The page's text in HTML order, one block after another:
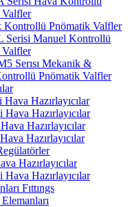
Valfler
Kontrollü Pnömatik Valfler
Serisi Manuel Kontrollü
Valfler
Serısı Mekanik &
Pnömatik Valfler
Hazırlayıcılar
Hazırlayıcılar
Hazırlayıcılar
Hazırlayıcılar
Hazırlayıcılar
Hazırlayıcılar
Fıttıngs